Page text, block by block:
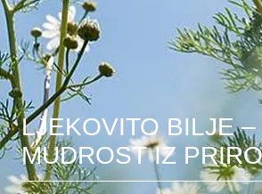
LJEKOVITO BILJE –
MUDROST IZ